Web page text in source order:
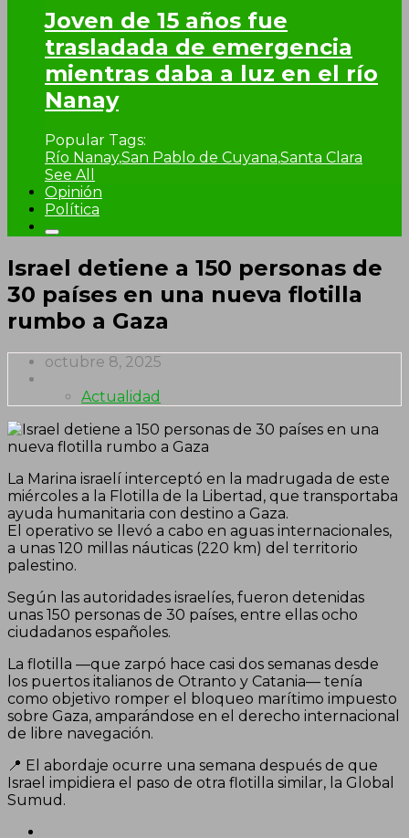
Joven de 15 años fue
trasladada de emergencia
mientras daba a luz en el río
Nanay
Popular Tags:
Río Nanay,San Pablo de Cuyana,Santa Clara
See All
Opinión
Política
Israel detiene a 150 personas de
30 países en una nueva flotilla
rumbo a Gaza
octubre 8, 2025
Actualidad
La Marina israelí interceptó en la madrugada de este
miércoles a la Flotilla de la Libertad, que transportaba
ayuda humanitaria con destino a Gaza.
El operativo se llevó a cabo en aguas internacionales,
a unas 120 millas náuticas (220 km) del territorio
palestino.
Según las autoridades israelíes, fueron detenidas
unas 150 personas de 30 países, entre ellas ocho
ciudadanos españoles.
La flotilla —que zarpó hace casi dos semanas desde
los puertos italianos de Otranto y Catania— tenía
como objetivo romper el bloqueo marítimo impuesto
sobre Gaza, amparándose en el derecho internacional
de libre navegación.
📍 El abordaje ocurre una semana después de que
Israel impidiera el paso de otra flotilla similar, la Global
Sumud.